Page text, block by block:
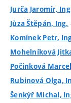
Jurča Jaromír,
Jůza Štěpán, Ing.
Komínek Petr,
Mohelníková
Počinková
Rubinová Olga,
Šenkýř Michal,